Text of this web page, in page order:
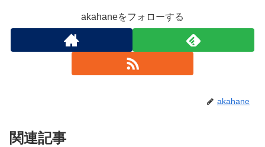
akahaneをフォローする
akahane
関連記事